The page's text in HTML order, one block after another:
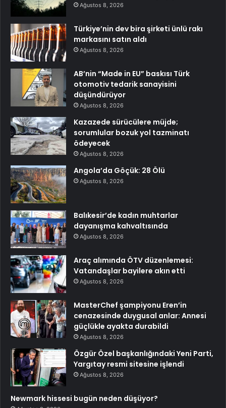
Ağustos 8, 2026
Türkiye’nin dev bira şirketi ünlü rakı
markasını satın aldı
Ağustos 8, 2026
AB’nin “Made in EU” baskısı Türk
otomotiv tedarik sanayisini
düşündürüyor
Ağustos 8, 2026
Kazazede sürücülere müjde;
sorumlular bozuk yol tazminatı
ödeyecek
Ağustos 8, 2026
Angola’da Göçük: 28 Ölü
Ağustos 8, 2026
Balıkesir’de kadın muhtarlar
dayanışma kahvaltısında
Ağustos 8, 2026
Araç alımında ÖTV düzenlemesi:
Vatandaşlar bayilere akın etti
Ağustos 8, 2026
MasterChef şampiyonu Eren’in
cenazesinde duygusal anlar: Annesi
güçlükle ayakta durabildi
Ağustos 8, 2026
Özgür Özel başkanlığındaki Yeni Parti,
Yargıtay resmi sitesine işlendi
Ağustos 8, 2026
Newmark hissesi bugün neden düşüyor?